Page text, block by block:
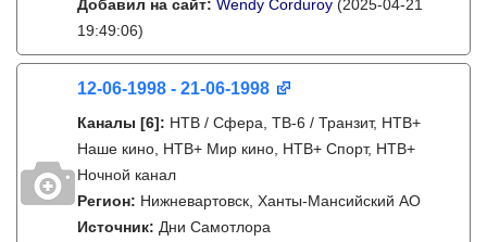
Добавил на сайт: Wendy Corduroy (2025-04-21
19:49:06)
12-06-1998 - 21-06-1998
Каналы [6]: НТВ / Сфера, ТВ-6 / Транзит, НТВ+
Наше кино, НТВ+ Мир кино, НТВ+ Спорт, НТВ+
Ночной канал
Регион: Нижневартовск, Ханты-Мансийский АО
Источник: Дни Самотлора